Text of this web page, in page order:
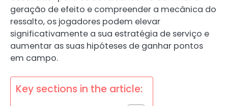
geração de efeito e compreender a mecânica do
ressalto, os jogadores podem elevar
significativamente a sua estratégia de serviço e
aumentar as suas hipóteses de ganhar pontos
em campo.
Key sections in the article: